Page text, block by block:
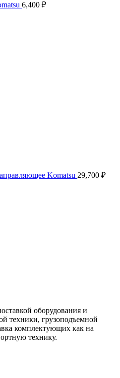
6,400 ₽
Komatsu 29,700 ₽
оборудования и
техники, грузоподъемной
комплектующих как на
технику.